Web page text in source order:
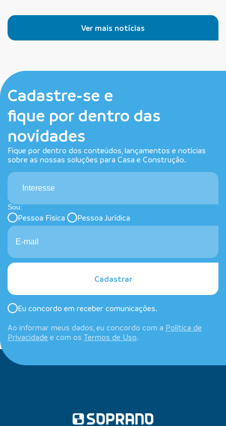
Ver mais notícias
Cadastre-se e
fique por dentro das
novidades
Fique por dentro dos conteúdos, lançamentos e notícias
sobre as nossas soluções para Casa e Construção.
Interesse
Sou:
Pessoa Física Pessoa Jurídica
Cadastrar
Eu concordo em receber comunicações.
Ao informar meus dados, eu concordo com a Política de
Privacidade e com os Termos de Uso.